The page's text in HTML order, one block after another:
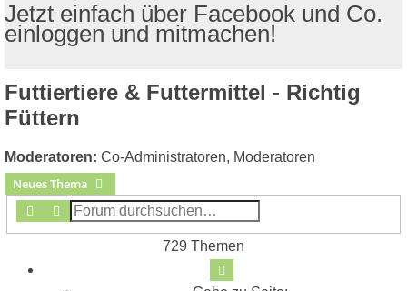
Jetzt einfach über Facebook und Co.
einloggen und mitmachen!
Futtiertiere & Futtermittel - Richtig
Füttern
Moderatoren: Co-Administratoren, Moderatoren
Neues Thema
Suche
Erweiterte Suche
729 Themen